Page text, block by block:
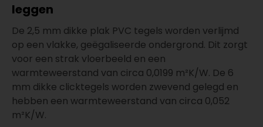
leggen
De 2,5 mm dikke plak PVC tegels worden verlijmd
op een vlakke, geëgaliseerde ondergrond. Dit zorgt
voor een strak vloerbeeld en een
warmteweerstand van circa 0,0199 m²K/W. De 6
mm dikke clicktegels worden zwevend gelegd en
hebben een warmteweerstand van circa 0,052
m²K/W.